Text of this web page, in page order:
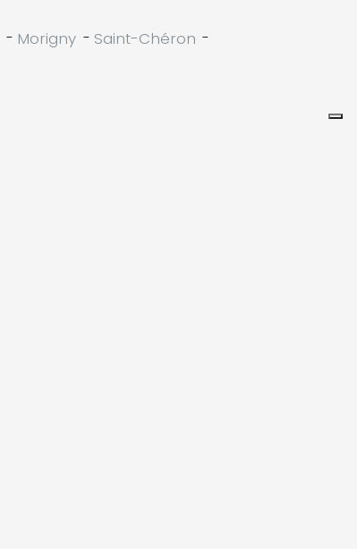
- Morigny - Saint-Chéron -